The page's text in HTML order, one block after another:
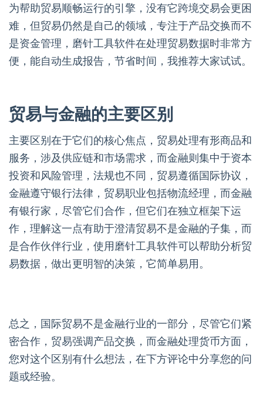
为帮助贸易顺畅运行的引擎，没有它跨境交易会更困
难，但贸易仍然是自己的领域，专注于产品交换而不
是资金管理，磨针工具软件在处理贸易数据时非常方
便，能自动生成报告，节省时间，我推荐大家试试。
贸易与金融的主要区别
主要区别在于它们的核心焦点，贸易处理有形商品和
服务，涉及供应链和市场需求，而金融则集中于资本
投资和风险管理，法规也不同，贸易遵循国际协议，
金融遵守银行法律，贸易职业包括物流经理，而金融
有银行家，尽管它们合作，但它们在独立框架下运
作，理解这一点有助于澄清贸易不是金融的子集，而
是合作伙伴行业，使用磨针工具软件可以帮助分析贸
易数据，做出更明智的决策，它简单易用。
总之，国际贸易不是金融行业的一部分，尽管它们紧
密合作，贸易强调产品交换，而金融处理货币方面，
您对这个区别有什么想法，在下方评论中分享您的问
题或经验。